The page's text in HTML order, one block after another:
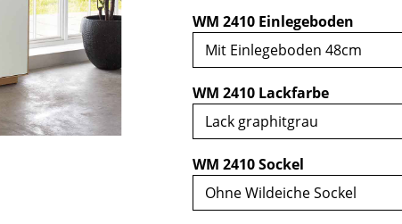
WM 2410 Einlegeboden
WM 2410 Lackfarbeauswählen
WM 2410 Sockel